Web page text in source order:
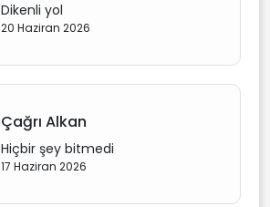
Dikenli yol
20 Haziran 2026
Çağrı Alkan
Hiçbir şey bitmedi
17 Haziran 2026